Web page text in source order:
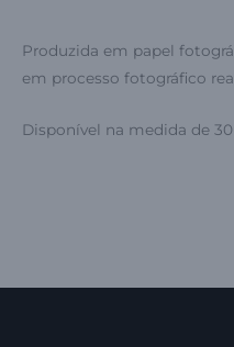
Produzida em papel
em processo fotográfico
Disponível na medida de 30